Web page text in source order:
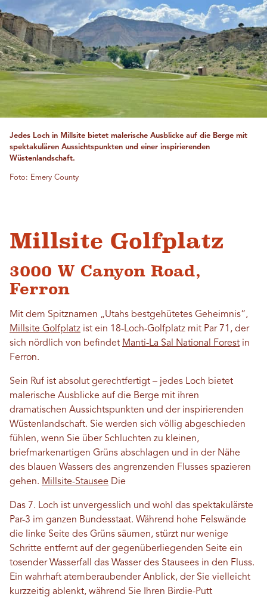
Jedes Loch in Millsite bietet malerische Ausblicke auf die Berge mit
spektakulären Aussichtspunkten und einer inspirierenden
Wüstenlandschaft.
Foto: Emery County
Millsite Golfplatz
3000 W Canyon Road,
Ferron
Mit dem Spitznamen „Utahs bestgehütetes Geheimnis“,
Millsite Golfplatz ist ein 18-Loch-Golfplatz mit Par 71, der
sich nördlich von befindet Manti-La Sal National Forest in
Ferron.
Sein Ruf ist absolut gerechtfertigt – jedes Loch bietet
malerische Ausblicke auf die Berge mit ihren
dramatischen Aussichtspunkten und der inspirierenden
Wüstenlandschaft. Sie werden sich völlig abgeschieden
fühlen, wenn Sie über Schluchten zu kleinen,
briefmarkenartigen Grüns abschlagen und in der Nähe
des blauen Wassers des angrenzenden Flusses spazieren
gehen. Millsite-Stausee Die
Das 7. Loch ist unvergesslich und wohl das spektakulärste
Par-3 im ganzen Bundesstaat. Während hohe Felswände
die linke Seite des Grüns säumen, stürzt nur wenige
Schritte entfernt auf der gegenüberliegenden Seite ein
tosender Wasserfall das Wasser des Stausees in den Fluss.
Ein wahrhaft atemberaubender Anblick, der Sie vielleicht
kurzzeitig ablenkt, während Sie Ihren Birdie-Putt